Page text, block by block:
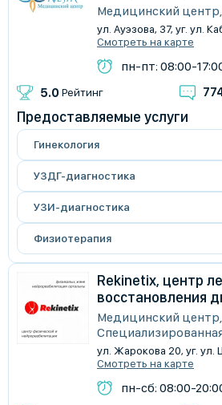
Медицинский
ул. Ауэзова, 37, уг. ул.
Смотреть на карте
пн-пт: 08:00-
5.0 Рейтинг
Предоставляемые услуги
Гинекология
УЗДГ-диагностика
УЗИ-диагностика
Физиотерапия
Rekinetix, центр
восстановления
Медицинский центр,
ул. Жарокова 20, уг.
Смотреть на карте
пн-сб: 08:00-